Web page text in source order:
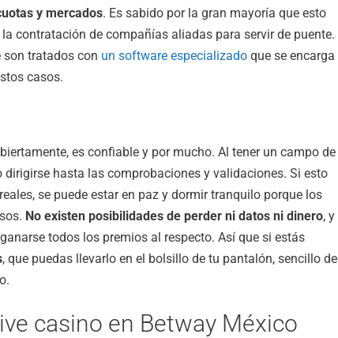
y mercados. Es sabido por la gran mayoría que esto
contratación de compañías aliadas para servir de puente.
tratados con un software especializado que se encarga
casos.
es confiable y por mucho. Al tener un campo de
hasta las comprobaciones y validaciones. Si esto
se puede estar en paz y dormir tranquilo porque los
No existen posibilidades de perder ni datos ni dinero, y
todos los premios al respecto. Así que si estás
, que puedas llevarlo en el bolsillo de tu pantalón, sencillo de
casino en Betway México